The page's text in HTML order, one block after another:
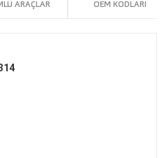
ARAÇLAR OEM KODLARI